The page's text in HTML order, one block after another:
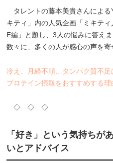
タレントの藤本美貴さんによる
キティ」内の人気企画「ミキテ
E編」と題し、3人の悩みに答え
数々に、多くの人が感心の声を寄
冷え、月経不順…タンパク質不
プロテイン摂取をおすすめする理
◇ ◇ ◇
「好き」という気持ちが
いとアドバイス